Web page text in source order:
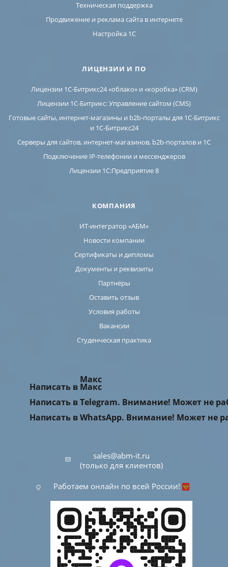
Техническая поддержка
Продвижение и реклама сайта в интернете
Настройка 1С
ЛИЦЕНЗИИ И ПО
Лицензии 1С-Битрикс24 «облако» и «коробка» (CRM)
Лицензии 1С-Битрикс: Управление сайтом (CMS)
Готовые сайты, интернет-магазины и b2b-порталы для 1С-Битрикс
и 1С-Битрикс24
Серверы для сайтов, интернет-магазинов, b2b-порталов и 1С
Подключение IP-телефонии и мессенджеров
Лицензии 1C:Предприятие 8
КОМПАНИЯ
ИТ-интегратор «АБМ»
Новости компании
Сертификаты и дипломы
Документы и реквизиты
Партнёры
Оставить отзыв
Условия работы
Вакансии
Студенческая практика
Макс
Написать в Макс
Написать в Telegram. Внимание! Может не
Написать в WhatsApp. Внимание! Может не
sales@abm-it.ru
(только для клиентов)
Работаем онлайн по всей России!